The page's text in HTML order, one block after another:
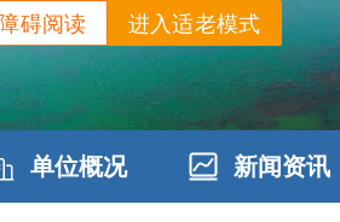
进入适老模式
碍阅读
单位概况 新闻资讯